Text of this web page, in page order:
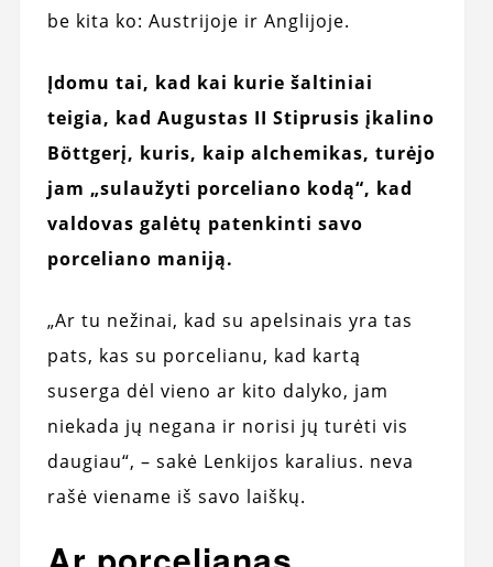
be kita ko: Austrijoje ir Anglijoje.
Įdomu tai, kad kai kurie šaltiniai
teigia, kad Augustas II Stiprusis įkalino
Böttgerį, kuris, kaip alchemikas, turėjo
jam „sulaužyti porceliano kodą“, kad
valdovas galėtų patenkinti savo
porceliano maniją.
„Ar tu nežinai, kad su apelsinais yra tas
pats, kas su porcelianu, kad kartą
suserga dėl vieno ar kito dalyko, jam
niekada jų negana ir norisi jų turėti vis
daugiau“, – sakė Lenkijos karalius. neva
rašė viename iš savo laiškų.